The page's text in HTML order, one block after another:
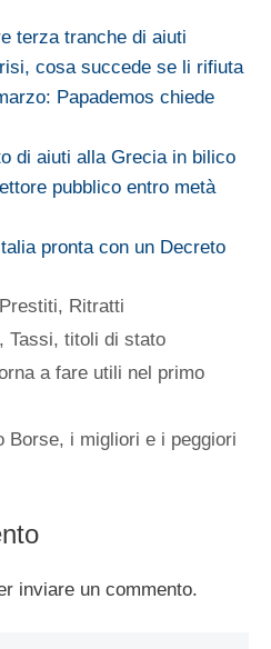
terza tranche di aiuti
cosa succede se li rifiuta
Papademos chiede
di aiuti alla Grecia in bilico
pubblico entro metà
pronta con un Decreto
Prestiti, Ritratti
,Tassi,titoli di stato
a fare utili nel primo
Borse, i migliori e i peggiori
inviare un commento.